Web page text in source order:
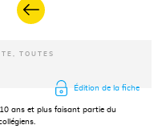
TOUTES
Édition de la fiche
ans et plus faisant partie du